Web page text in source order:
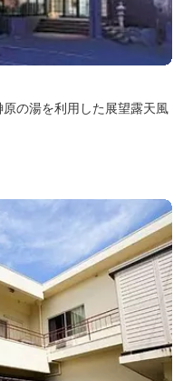
の湯を利用した展望露天風